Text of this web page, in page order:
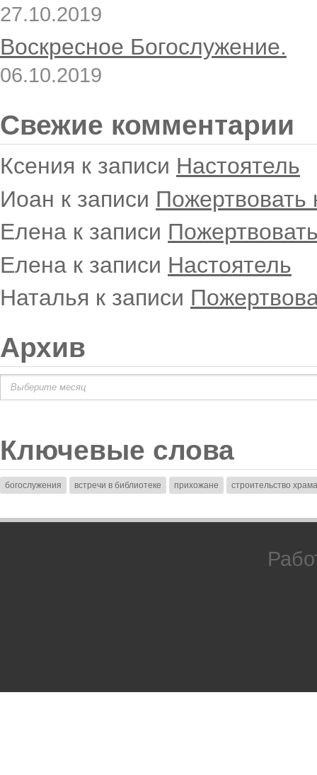
27.10.2019
Воскресное Богослужение.
06.10.2019
Свежие комментарии
Ксения к записи Настоятель
Иоан к записи Пожертвовать
Елена к записи
Елена к записи Настоятель
Наталья к записи
Архив
Архив
Ключевые слова
богослужения встречи в библиотеке прихожане строительство храма